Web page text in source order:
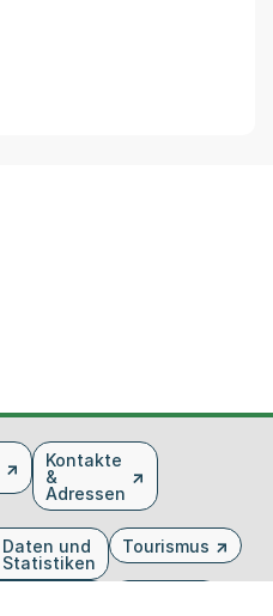
Kontakte
&
Adressen
Daten und
Statistiken
Tourismus